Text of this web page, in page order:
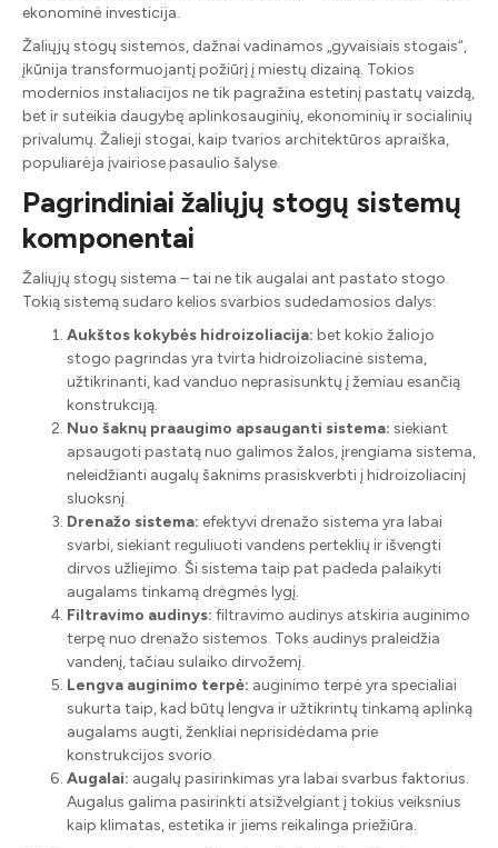
ekonominė investicija.
Žaliųjų stogų sistemos, dažnai vadinamos „gyvaisiais stogais“,
įkūnija transformuojantį požiūrį į miestų dizainą. Tokios
modernios instaliacijos ne tik pagražina estetinį pastatų vaizdą,
bet ir suteikia daugybę aplinkosauginių, ekonominių ir socialinių
privalumų. Žalieji stogai, kaip tvarios architektūros apraiška,
populiarėja įvairiose pasaulio šalyse.
Pagrindiniai žaliųjų stogų sistemų
komponentai
Žaliųjų stogų sistema – tai ne tik augalai ant pastato stogo.
Tokią sistemą sudaro kelios svarbios sudedamosios dalys:
Aukštos kokybės hidroizoliacija: bet kokio žaliojo
stogo pagrindas yra tvirta hidroizoliacinė sistema,
užtikrinanti, kad vanduo neprasisunktų į žemiau esančią
konstrukciją.
Nuo šaknų praaugimo apsauganti sistema: siekiant
apsaugoti pastatą nuo galimos žalos, įrengiama sistema,
neleidžianti augalų šaknims prasiskverbti į hidroizoliacinį
sluoksnį.
Drenažo sistema: efektyvi drenažo sistema yra labai
svarbi, siekiant reguliuoti vandens perteklių ir išvengti
dirvos užliejimo. Ši sistema taip pat padeda palaikyti
augalams tinkamą drėgmės lygį.
Filtravimo audinys: filtravimo audinys atskiria auginimo
terpę nuo drenažo sistemos. Toks audinys praleidžia
vandenį, tačiau sulaiko dirvožemį.
Lengva auginimo terpė: auginimo terpė yra specialiai
sukurta taip, kad būtų lengva ir užtikrintų tinkamą aplinką
augalams augti, ženkliai neprisidėdama prie
konstrukcijos svorio.
Augalai: augalų pasirinkimas yra labai svarbus faktorius.
Augalus galima pasirinkti atsižvelgiant į tokius veiksnius
kaip klimatas, estetika ir jiems reikalinga priežiūra.